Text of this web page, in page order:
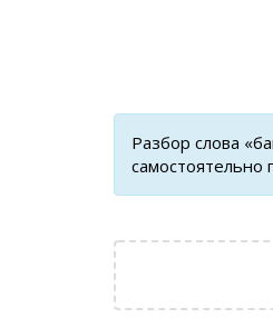
Разбор слова
самостоятельно